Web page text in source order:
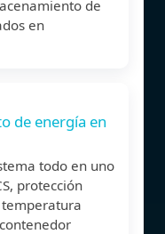
de
en
de energía en
todo en uno
protección